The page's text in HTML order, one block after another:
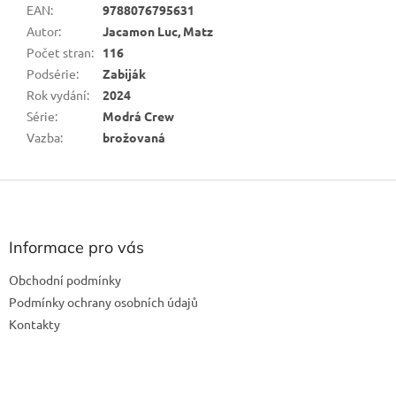
EAN:
9788076795631
Autor:
Jacamon Luc, Matz
Počet stran:
116
Podsérie:
Zabiják
Rok vydání:
2024
Série:
Modrá Crew
Vazba: brožovaná
Z
Informace pro vás
Obchodní podmínky
Podmínky ochrany osobních údajů
Kontakty